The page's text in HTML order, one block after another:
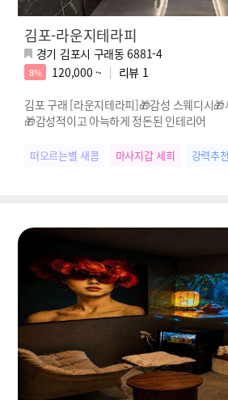
김포-라운지테라피
경기 김포시 구래동 6881-4
8% 120,000 ~ 리뷰 1
김포 구래 [라운지테라피]🎁감성 스웨디시
🎁감성적이고 아늑하게 정돈된 인테리어
떠오르는별 새콤 마사지갑 세희 강력추